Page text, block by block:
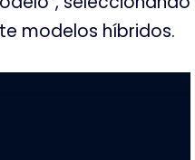
modelos híbridos.